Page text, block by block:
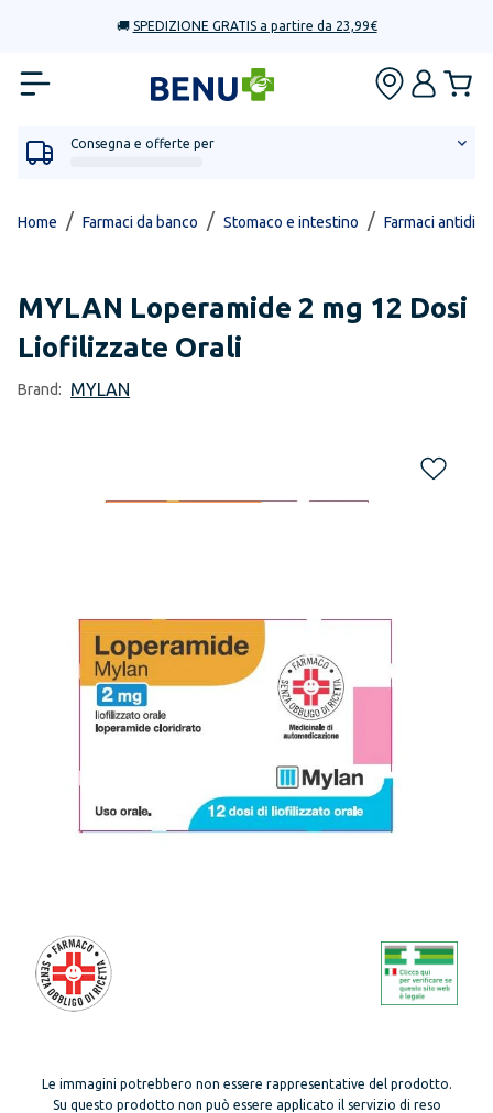
🚚 SPEDIZIONE GRATIS a partire da 23,99€
Consegna e offerte per
Home / Farmaci da banco / Stomaco e intestino / Farmaci
MYLAN Loperamide 2 mg 12 Dosi
Liofilizzate Orali
Brand: MYLAN
Le immagini potrebbero non essere rappresentative del prodotto.
Su questo prodotto non può essere applicato il servizio di reso